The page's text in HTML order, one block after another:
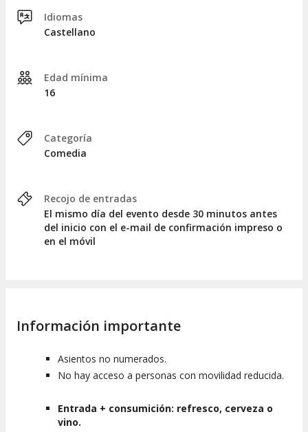
Idiomas
Castellano
Edad mínima
16
Categoría
Comedia
Recojo de entradas
El mismo día del evento desde 30 minutos antes
del inicio con el e-mail de confirmación impreso o
en el móvil
Información importante
Asientos no numerados.
No hay acceso a personas con movilidad reducida.
Entrada + consumición: refresco, cerveza o
vino.